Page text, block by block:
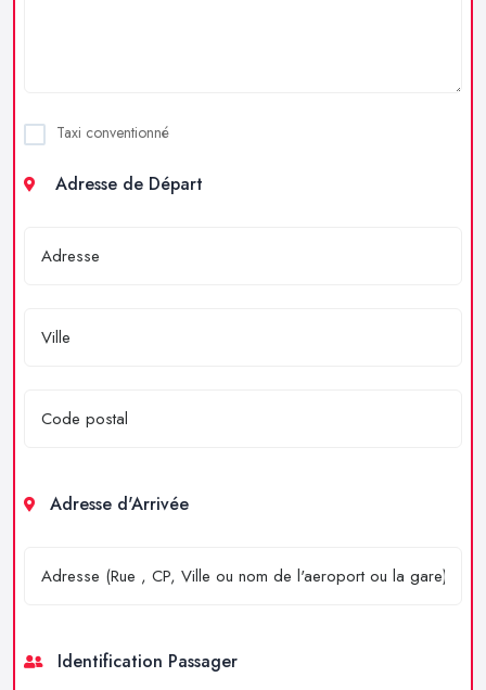
Taxi conventionné
Adresse de Départ
Adresse d'Arrivée
Identification Passager